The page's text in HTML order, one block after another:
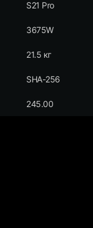
S21 Pro
3675W
21.5 кг
SHA-256
245.00